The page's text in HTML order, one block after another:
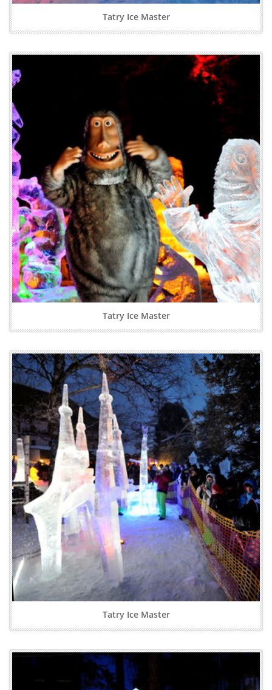
Tatry Ice Master
Tatry Ice Master
Tatry Ice Master